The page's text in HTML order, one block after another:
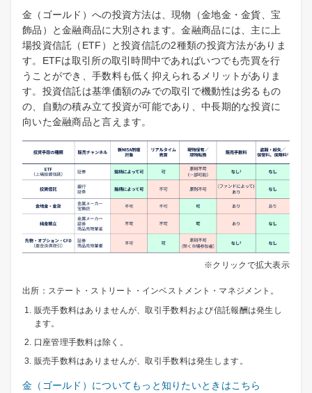
金（ゴールド）への投資方法は、現物（金地金・金貨、宝
飾品）と金融商品に大別されます。金融商品には、主に上
場投資信託（ETF）と投資信託の2種類の投資方法がありま
す。ETFは取引所の取引時間中であればいつでも売買を行
うことができ、手数料も低く抑えられるメリットがありま
す。投資信託は基準価額のみでの取引で機動性は劣るもの
の、自動の積み立て投資が可能であり、中長期的な投資に
向いた金融商品と言えます。
※クリックで拡大表示
出所：ステート・ストリート・インベストメント・マネジメント。
販売手数料はありませんが、取引手数料および信託報酬は発生し
ます。
口座管理手数料は除く。
販売手数料はありませんが、取引手数料は発生します。
金（ゴールド）についてもっと知りたいときはこちら